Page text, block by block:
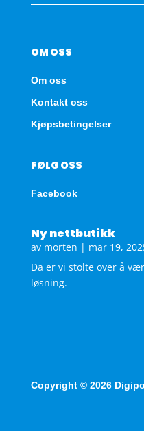
OM OSS
Om oss
Kontakt oss
Kjøpsbetingelser
FØLG OSS
Facebook
Ny nettbutikk
av morten | mar 19,
Da er vi stolte over å
løsning.
Copyright © 2026